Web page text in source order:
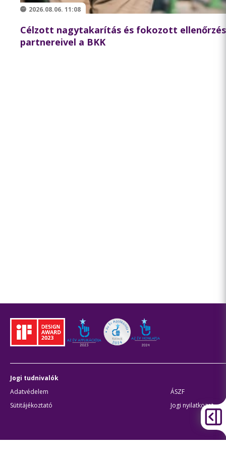
2026.08.06. 11:08
Célzott nagytakarítás és fokozott
partnereivel a BKK
Jogi tudnivalók
Adatvédelem
ÁSZF
Sütitájékoztató
Jogi nyilatkozat